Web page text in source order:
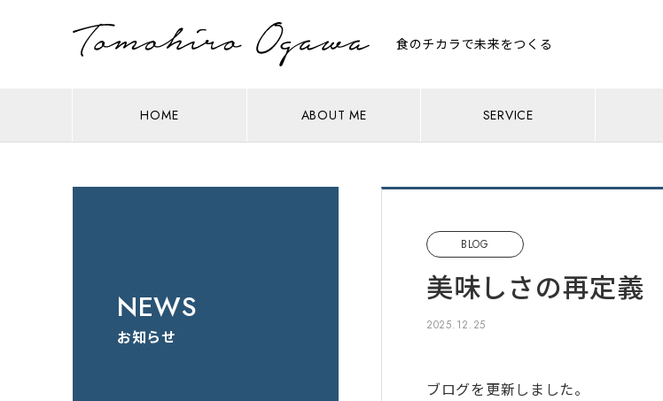
食のチカラで未来をつくる
HOME ABOUT ME SERVICE
NEWS
お知らせ
BLOG
美味しさの再定義
2025.12.25
ブログを更新しました。